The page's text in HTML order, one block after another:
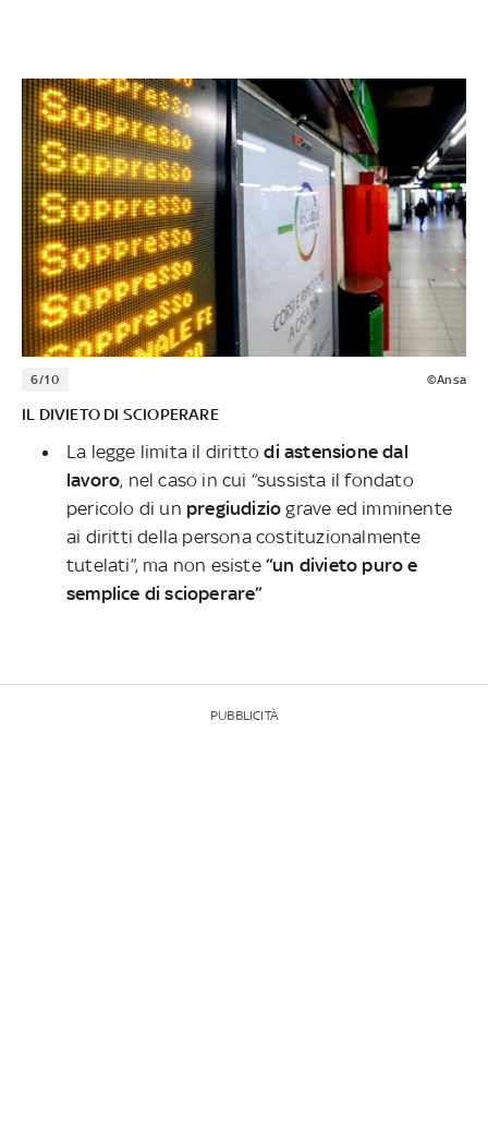
6/10 ©Ansa
IL DIVIETO DI SCIOPERARE
La legge limita il dirittodi astensione dal
lavoro, nel caso in cui “sussista il fondato
pericolo di un pregiudiziograve ed imminente
ai diritti della persona costituzionalmente
tutelati”, ma non esiste “un divieto puro e
semplice di scioperare”
PUBBLICITÀ